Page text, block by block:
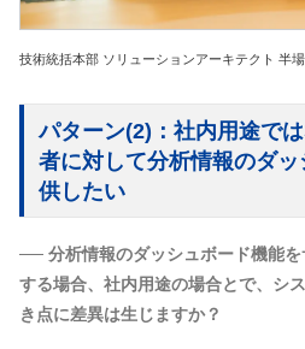
技術統括本部 ソリューションアーキテクト 半
パターン(2)：社内用途で
者に対して分析情報のダ
供したい
── 分析情報のダッシュボード機能
する場合、社内用途の場合とで、シ
き点に差異は生じますか？